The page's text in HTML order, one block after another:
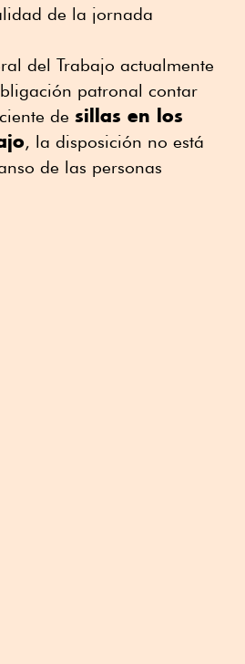
de la jornada
del Trabajo actualmente
patronal contar
de sillas en los
, la disposición no está
de las personas